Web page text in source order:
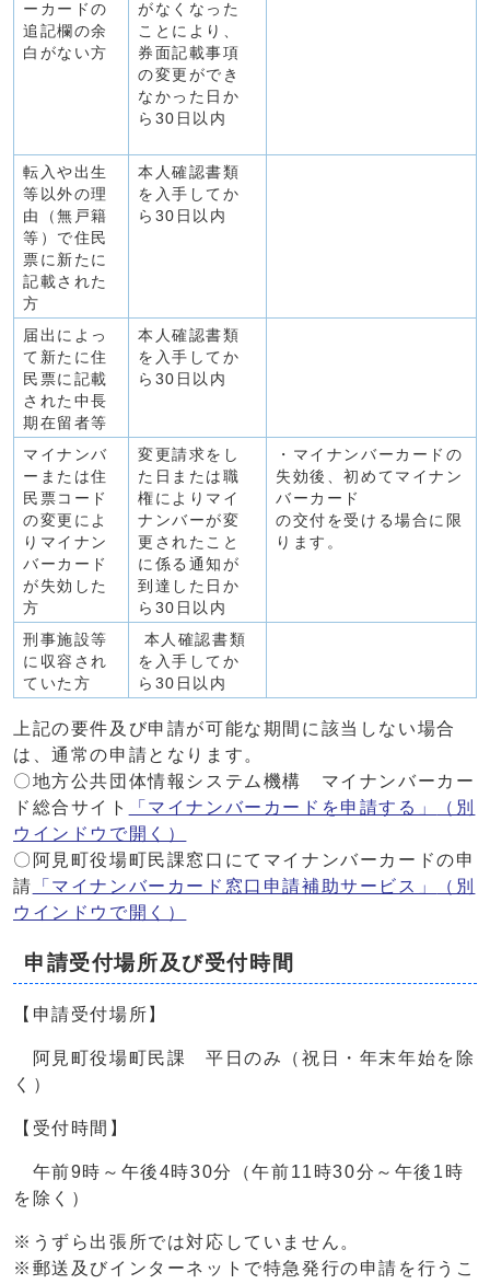
ーカードの
追記欄の余
白がない方
がなくなった
ことにより、
券面記載事項
の変更ができ
なかった日か
ら30日以内
転入や出生
等以外の理
由（無戸籍
等）で住民
票に新たに
記載された
方
本人確認書類
を入手してか
ら30日以内
届出によっ
て新たに住
民票に記載
された中長
期在留者等
本人確認書類
を入手してか
ら30日以内
マイナンバ
ーまたは住
民票コード
の変更によ
りマイナン
バーカード
が失効した
方
変更請求をし
た日または職
権によりマイ
ナンバーが変
更されたこと
に係る通知が
到達した日か
ら30日以内
・マイナンバーカードの
失効後、初めてマイナン
バーカード
の交付を受ける場合に限
ります。
刑事施設等
に収容され
ていた方
本人確認書類
を入手してか
ら30日以内
上記の要件及び申請が可能な期間に該当しない場合
は、通常の申請となります。
〇地方公共団体情報システム機構 マイナンバーカー
ド総合サイト
「マイナンバーカードを申請する」
（別
ウインドウで開く）
〇阿見町役場町民課窓口にてマイナンバーカードの申
請 「マイナンバーカード窓口申請補助サービス」
（別
ウインドウで開く）
申請受付場所及び受付時間
【申請受付場所】
阿見町役場町民課 平日のみ（祝日・年末年始を除
く）
【受付時間】
午前9時～午後4時30分（午前11時30分～午後1時
を除く）
※うずら出張所では対応していません。
※郵送及びインターネットで特急発行の申請を行うこ